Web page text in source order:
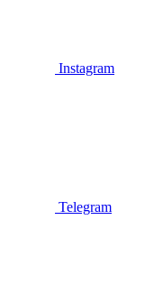
Instagram
Telegram